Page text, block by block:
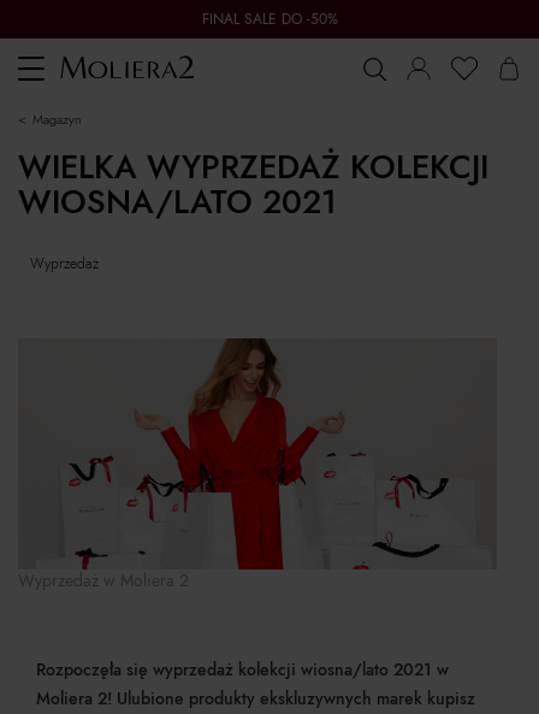
FINAL SALE DO -50%
Toggle
navigation
magazyn
WIELKA WYPRZEDAŻ KOLEKCJI
WIOSNA/LATO 2021
wyprzedaż
Wyprzedaż w Moliera 2
Rozpoczęła się wyprzedaż kolekcji wiosna/lato 2021 w
Moliera 2! Ulubione produkty ekskluzywnych marek kupisz